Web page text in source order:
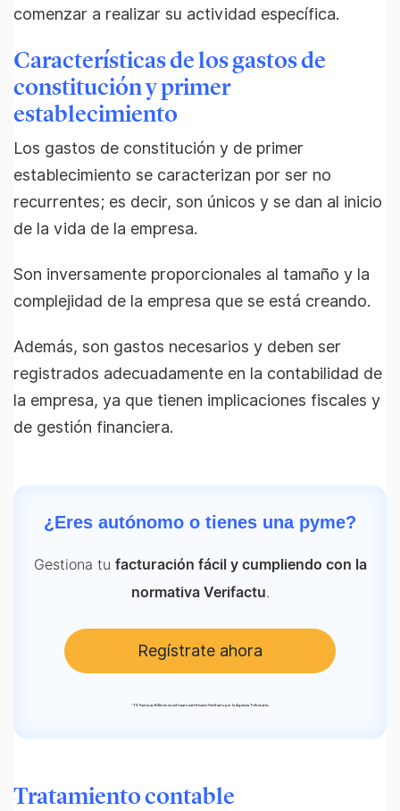
comenzar a realizar su actividad específica.
Características de los gastos de
constitución y primer
establecimiento
Los gastos de constitución y de primer
establecimiento se caracterizan por ser no
recurrentes; es decir, son únicos y se dan al inicio
de la vida de la empresa.
Son inversamente proporcionales al tamaño y la
complejidad de la empresa que se está creando.
Además, son gastos necesarios y deben ser
registrados adecuadamente en la contabilidad de
la empresa, ya que tienen implicaciones fiscales y
de gestión financiera.
¿Eres autónomo o tienes una pyme?
Gestiona tu facturación fácil y cumpliendo con la
normativa Verifactu.
Regístrate ahora
*TS Facturas Billin es un software certificado Verifactu por la Agencia Tributaria.
Tratamiento contable